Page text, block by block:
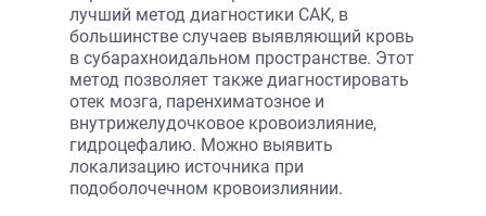
лучший метод диагностики САК, в
большинстве случаев выявляющий кровь
в субарахноидальном пространстве. Этот
метод позволяет также диагностировать
отек мозга, паренхиматозное и
внутрижелудочковое кровоизлияние,
гидроцефалию. Можно выявить
локализацию источника при
подоболочечном кровоизлиянии.